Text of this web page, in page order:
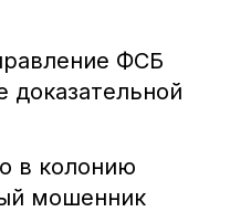
ФСБ
доказательной
в колонию
мошенник